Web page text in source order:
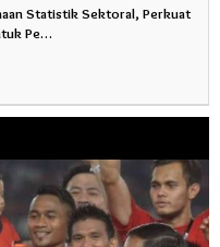
Statistik Sektoral, Perkuat
Pe…